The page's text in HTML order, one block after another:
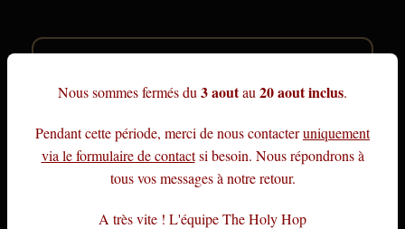
Nous sommes fermés du 3 aoutau 20 aout inclus.
Pendant cette période, merci de nous contacteruniquement
via le formulaire de contactsi besoin. Nous répondrons à
tous vos messages à notre retour.
A très vite ! L'équipe The Holy Hop
Bon cadeau
générique
Achetez un bon cadeau d'un montant donné,